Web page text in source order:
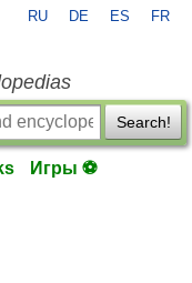
RU DE ES FR
Search!
Игры ⚽